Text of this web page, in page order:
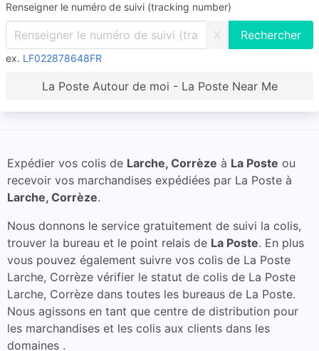
Renseigner le numéro de suivi (tracking number)
X
ex. LF022878648FR
La Poste Autour de moi - La Poste Near Me
Expédier vos colis de Larche, Corrèze à La Poste ou
recevoir vos marchandises expédiées par La Poste à
Larche, Corrèze.
Nous donnons le service gratuitement de suivi la colis,
trouver la bureau et le point relais de La Poste. En plus
vous pouvez également suivre vos colis de La Poste
Larche, Corrèze vérifier le statut de colis de La Poste
Larche, Corrèze dans toutes les bureaus de La Poste.
Nous agissons en tant que centre de distribution pour
les marchandises et les colis aux clients dans les
domaines .